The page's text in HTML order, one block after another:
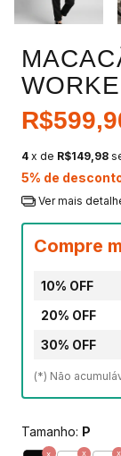
4 x de R$149,98
5% de
Ver mais
Compre
10% OFF
20% OFF
30% OFF
(*) Não
Tamanho: P